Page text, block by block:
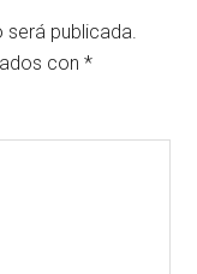
publicada.
con*